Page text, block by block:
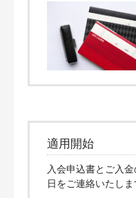
適用開始
入会申込書とご入
日をご連絡いたしま